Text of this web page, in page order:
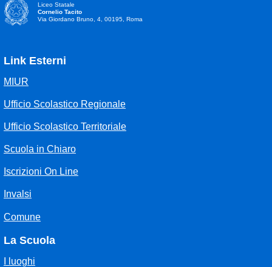
Liceo Statale
Cornelio Tacito
Via Giordano Bruno, 4, 00195, Roma
Link Esterni
MIUR
Ufficio Scolastico Regionale
Ufficio Scolastico Territoriale
Scuola in Chiaro
Iscrizioni On Line
Invalsi
Comune
La Scuola
I luoghi